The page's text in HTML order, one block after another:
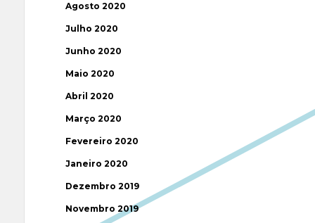
Agosto 2020
Julho 2020
Junho 2020
Maio 2020
Abril 2020
Março 2020
Fevereiro 2020
Janeiro 2020
Dezembro 2019
Novembro 2019